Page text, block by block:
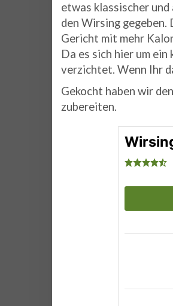
etwas klassischer
den Wirsing
Gericht mit mehr
Da es sich hier um
verzichtet. Wenn Ihr
Gekocht haben wir
zubereiten.